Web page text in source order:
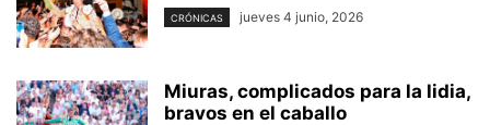
CRÓNICAS jueves 4 junio, 2026
Miuras, complicados para la lidia,
bravos en el caballo